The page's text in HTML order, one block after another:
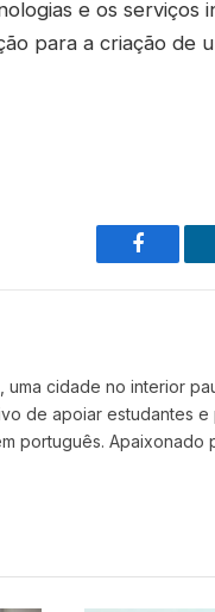
e os serviços
para a criação de
cidade no interior
de apoiar estudantes
português. Apaixonado